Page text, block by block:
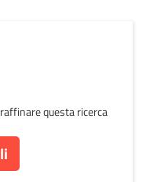
questa ricerca